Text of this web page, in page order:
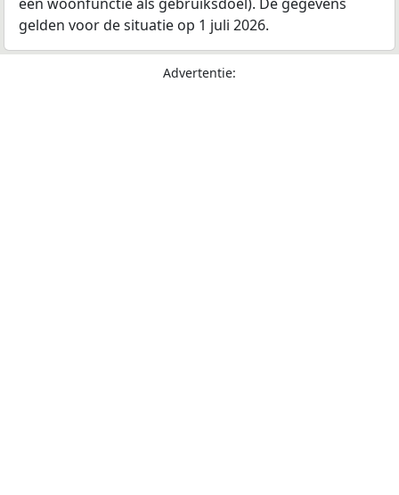
gelden voor de situatie op 1 juli 2026.
Advertentie: